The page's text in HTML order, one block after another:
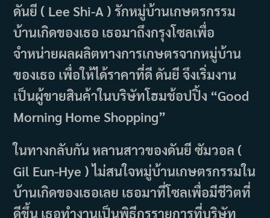
ดันยี ( Lee Shi-A ) รักหมู่บ้านเกษตรกรรม
บ้านเกิดของเธอ เธอมาถึงกรุงโซลเพื่อ
จำหน่ายผลผลิตทางการเกษตรจากหมู่บ้าน
ของเธอ เพื่อให้ได้ราคาที่ดี ดันยี จึงเริ่มงาน
เป็นผู้ขายสินค้าในบริษัทโฮมช้อปปิ้ง “Good
Morning Home Shopping”
ในทางกลับกัน หลานสาวของดันยี ซัมวอล (
Gil Eun-Hye ) ไม่สนใจหมู่บ้านเกษตรกรรมใน
บ้านเกิดของเธอเลย เธอมาที่โซลเพื่อมีชีวิตที่
ดีขึ้น เธอทำงานเป็นพิธีกรรายการที่บริษัท